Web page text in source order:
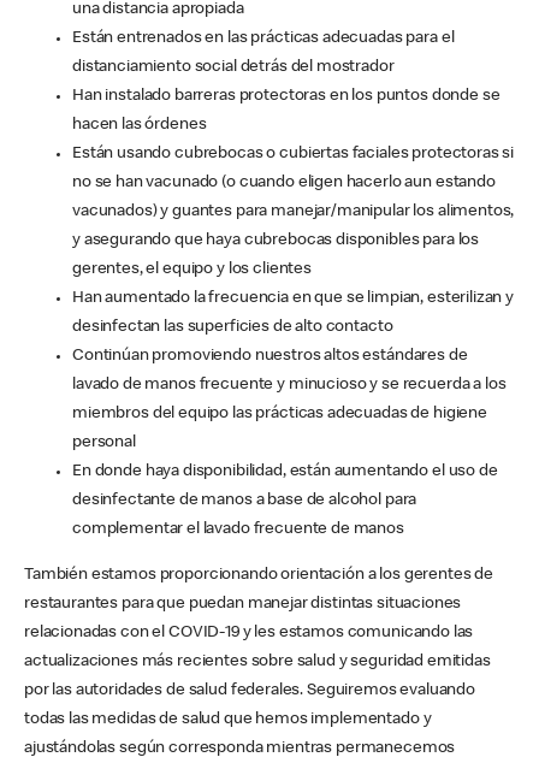
una distancia apropiada
Están entrenados en las prácticas adecuadas para el
distanciamiento social detrás del mostrador
Han instalado barreras protectoras en los puntos donde se
hacen las órdenes
Están usando cubrebocas o cubiertas faciales protectoras si
no se han vacunado (o cuando eligen hacerlo aun estando
vacunados) y guantes para manejar/manipular los alimentos,
y asegurando que haya cubrebocas disponibles para los
gerentes, el equipo y los clientes
Han aumentado la frecuencia en que se limpian, esterilizan y
desinfectan las superficies de alto contacto
Continúan promoviendo nuestros altos estándares de
lavado de manos frecuente y minucioso y se recuerda a los
miembros del equipo las prácticas adecuadas de higiene
personal
En donde haya disponibilidad, están aumentando el uso de
desinfectante de manos a base de alcohol para
complementar el lavado frecuente de manos
También estamos proporcionando orientación a los gerentes de
restaurantes para que puedan manejar distintas situaciones
relacionadas con el COVID-19 y les estamos comunicando las
actualizaciones más recientes sobre salud y seguridad emitidas
por las autoridades de salud federales. Seguiremos evaluando
todas las medidas de salud que hemos implementado y
ajustándolas según corresponda mientras permanecemos